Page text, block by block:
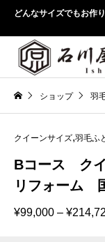
どんなサイズでもお作
ショップ 羽
クイーンサイズ,羽毛ふ
Bコース ク
リフォーム
¥99,000 – ¥